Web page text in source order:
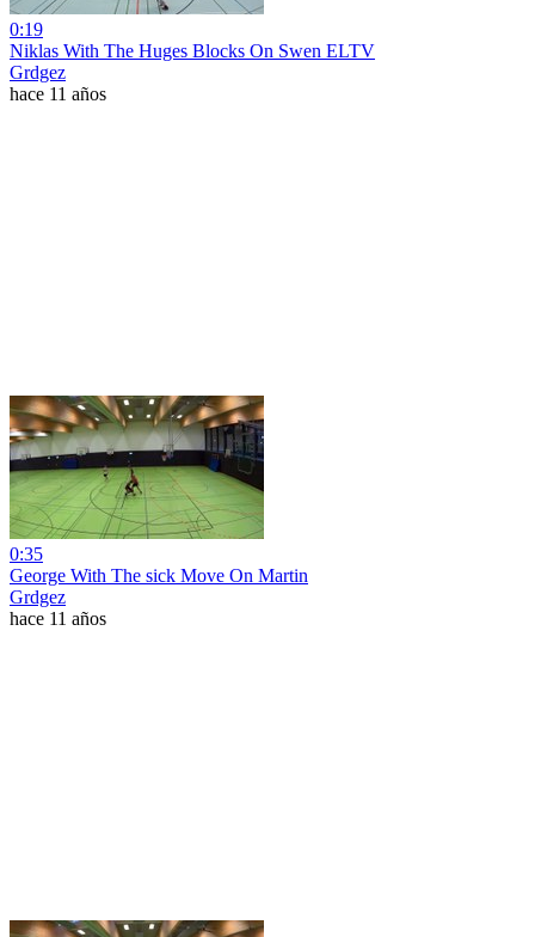
0:19
Niklas With The Huges Blocks On Swen ELTV
Grdgez
hace 11 años
0:35
George With The sick Move On Martin
Grdgez
hace 11 años